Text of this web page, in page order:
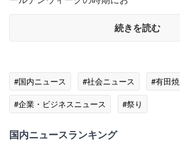
続きを読む
#国内ニュース #社会ニュース #有田焼
#企業・ビジネスニュース
#祭り
国内ニュースランキング